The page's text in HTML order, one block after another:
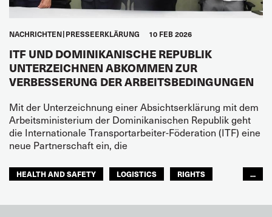
NACHRICHTEN PRESSEERKLÄRUNG 10 FEB 2026
ITF UND DOMINIKANISCHE REPUBLIK
UNTERZEICHNEN ABKOMMEN ZUR
VERBESSERUNG DER ARBEITSBEDINGUNGEN
Mit der Unterzeichnung einer Absichtserklärung mit dem
Arbeitsministerium der Dominikanischen Republik geht
die Internationale Transportarbeiter-Föderation (ITF) eine
neue Partnerschaft ein, die
HEALTH AND SAFETY LOGISTICS
RIGHTS
...